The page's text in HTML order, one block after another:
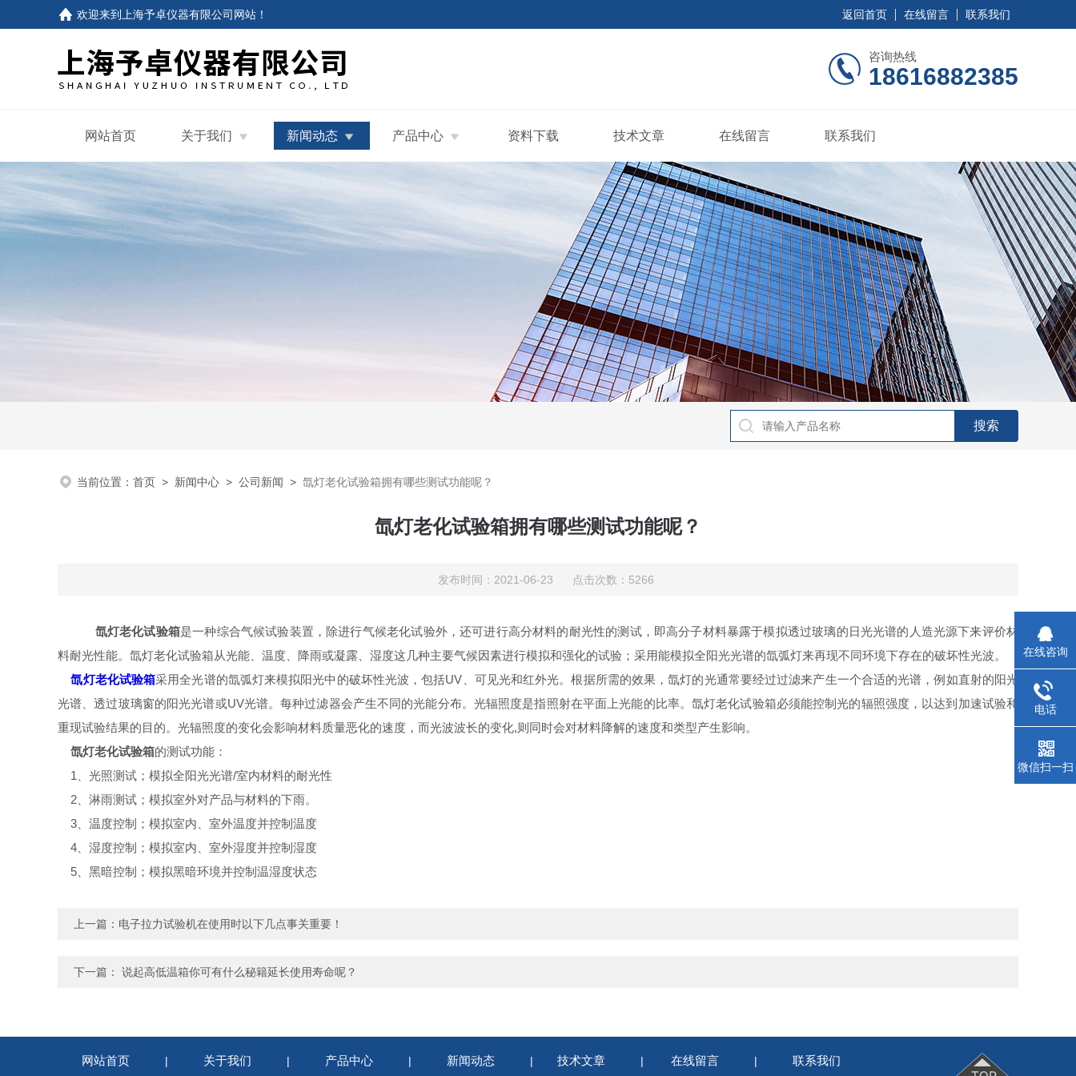
欢迎来到 上海予卓仪器有限公司网站 ！ 返回首页 在线留言 联系我们
咨询热线
18616882385
网站首页 关于我们 新闻动态 产品中心 资料下载 技术文章 在线留言 联系我们
当前位置： 首页 > 新闻中心 > 公司新闻 > 氙灯老化试验箱拥有哪些测试功能呢？
氙灯老化试验箱拥有哪些测试功能呢？
发布时间：2021-06-23 点击次数：5266
氙灯老化试验箱是一种综合气候试验装置，除进行气候老化试验外，还可进行高分材料的耐光性的测试，即高分子材料暴露于模拟透过玻璃的日光光谱的人造光源下来评价材
料耐光性能。氙灯老化试验箱从光能、温度、降雨或凝露、湿度这几种主要气候因素进行模拟和强化的试验；采用能模拟全阳光光谱的氙弧灯来再现不同环境下存在的破坏性光波。
氙灯老化试验箱采用全光谱的氙弧灯来模拟阳光中的破坏性光波，包括UV、可见光和红外光。根据所需的效果，氙灯的光通常要经过过滤来产生一个合适的光谱，例如直射的阳光
光谱、透过玻璃窗的阳光光谱或UV光谱。每种过滤器会产生不同的光能分布。光辐照度是指照射在平面上光能的比率。氙灯老化试验箱必须能控制光的辐照强度，以达到加速试验和
重现试验结果的目的。光辐照度的变化会影响材料质量恶化的速度，而光波波长的变化,则同时会对材料降解的速度和类型产生影响。
氙灯老化试验箱的测试功能：
1、光照测试；模拟全阳光光谱/室内材料的耐光性
2、淋雨测试；模拟室外对产品与材料的下雨。
3、温度控制；模拟室内、室外温度并控制温度
4、湿度控制；模拟室内、室外湿度并控制湿度
5、黑暗控制；模拟黑暗环境并控制温湿度状态
上一篇： 电子拉力试验机在使用时以下几点事关重要！
下一篇： 说起高低温箱你可有什么秘籍延长使用寿命呢？
网站首页 | 关于我们 | 产品中心 | 新闻动态 | 技术文章 | 在线留言 | 联系我们
在线咨询
电话
微信扫一扫